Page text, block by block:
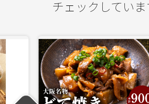
チェックしていま